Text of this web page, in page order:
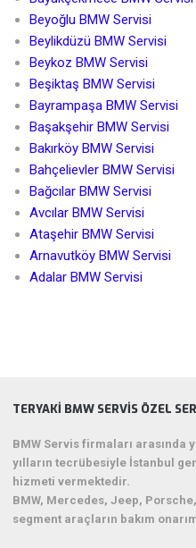
Beyoğlu BMW Servisi
Beylikdüzü BMW Servisi
Beykoz BMW Servisi
Beşiktaş BMW Servisi
Bayrampaşa BMW Servisi
Başakşehir BMW Servisi
Bakırköy BMW Servisi
Bahçelievler BMW Servisi
Bağcılar BMW Servisi
Avcılar BMW Servisi
Ataşehir BMW Servisi
Arnavutköy BMW Servisi
Adalar BMW Servisi
TERYAKI BMW SERVIS ÖZEL
BMW Servis firmaları arasında
yılların tecrübesiyle İstanbul
hizmeti vermektedir.
BMW, Mercedes, Jeep,
segment araçların bakım